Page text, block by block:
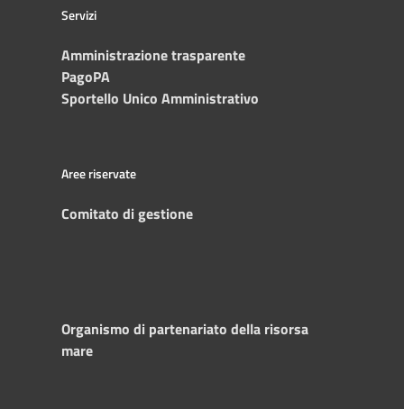
Servizi
Amministrazione trasparente
PagoPA
Sportello Unico Amministrativo
Aree riservate
Comitato di gestione
Organismo di partenariato della risorsa
mare